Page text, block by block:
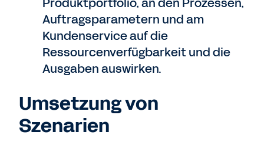
Auftragsparametern und am
Kundenservice auf die
Ressourcenverfügbarkeit und die
Ausgaben auswirken.
Umsetzung von
Szenarien